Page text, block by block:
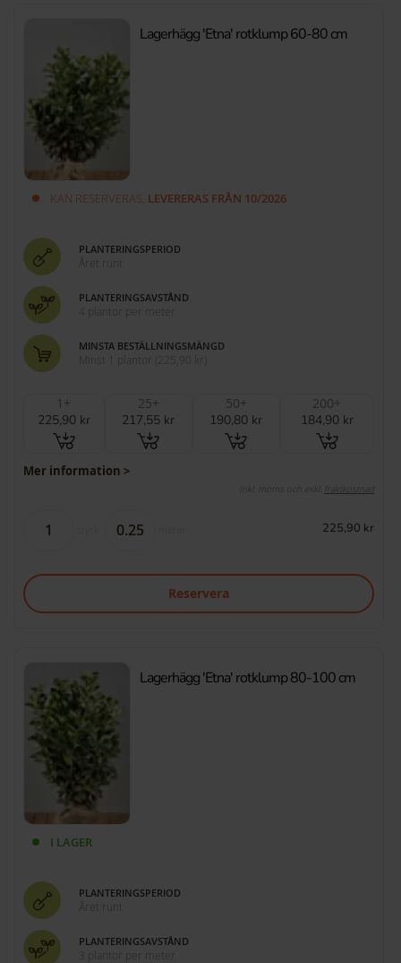
Lagerhägg 'Etna' rotklump 60-80 cm
KAN RESERVERAS, LEVERERAS FRÅN 10/2026
PLANTERINGSPERIOD
Året runt
PLANTERINGSAVSTÅND
4 plantor per meter
MINSTA BESTÄLLNINGSMÄNGD
Minst 1 plantor 225,90 kr
1+
225,90 kr
25+
217,55 kr
50+
190,80 kr
200+
184,90 kr
Mer information >
Inkl. moms och exkl. fraktkostnad
225,90 kr
Reservera
Lagerhägg 'Etna' rotklump 80-100 cm
I LAGER
PLANTERINGSPERIOD
Året runt
PLANTERINGSAVSTÅND
3 plantor per meter